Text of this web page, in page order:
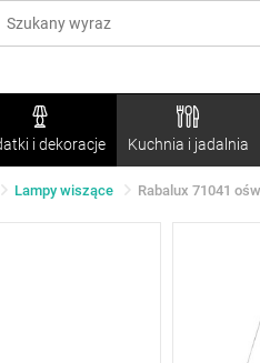
i dekoracje Kuchnia i jadalnia
Lampy wiszące Rabalux 71041